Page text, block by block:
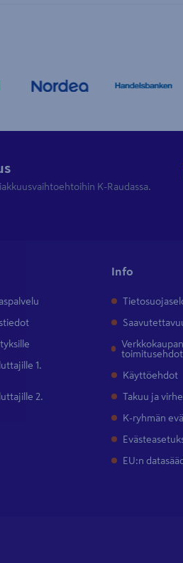
K-Raudassa.
1.
2.
Info
toimitusehdot
Käyttöehdot
Takuu ja
K-ryhmän
EU:n